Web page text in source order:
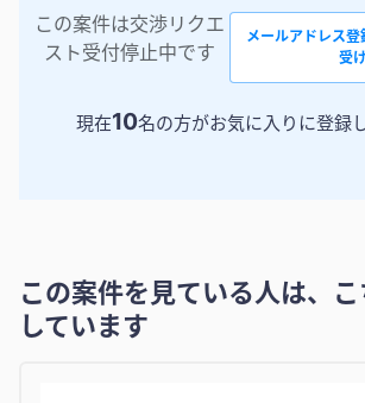
この案件は交渉リクエ
スト受付停止中です
メールアドレス
受
現在10名の方がお気に入りに登録
この案件を見ている人は、
しています